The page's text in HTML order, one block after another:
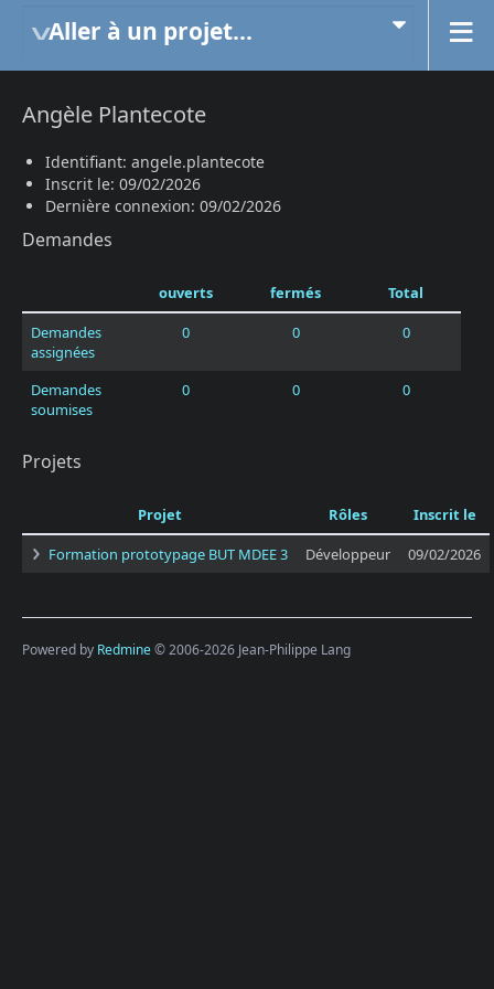
Aller à un projet...
Angèle Plantecote
Identifiant: angele.plantecote
Inscrit le: 09/02/2026
Dernière connexion: 09/02/2026
Demandes
ouverts fermés
Total
Demandes
assignées
0 0 0
Demandes
soumises
0 0 0
Projets
Projet Rôles
Inscrit le
Formation prototypage BUT MDEE 3
Développeur 09/02/2026
Powered by Redmine© 2006-2026 Jean-Philippe Lang